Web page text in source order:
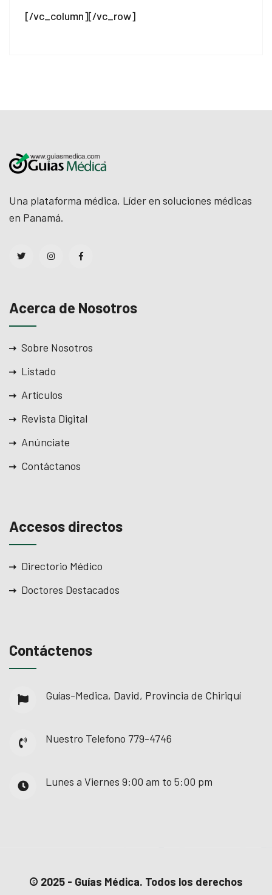
[/vc_column][/vc_row]
Una plataforma médica, Líder en soluciones médicas
en Panamá.
Acerca de Nosotros
Sobre Nosotros
Listado
Artículos
Revista Digital
Anúnciate
Contáctanos
Accesos directos
Directorio Médico
Doctores Destacados
Contáctenos
Guías-Medica, David, Provincia de Chiriquí
Nuestro Telefono 779-4746
Lunes a Viernes 9:00 am to 5:00 pm
© 2025 - Guías Médica. Todos los derechos